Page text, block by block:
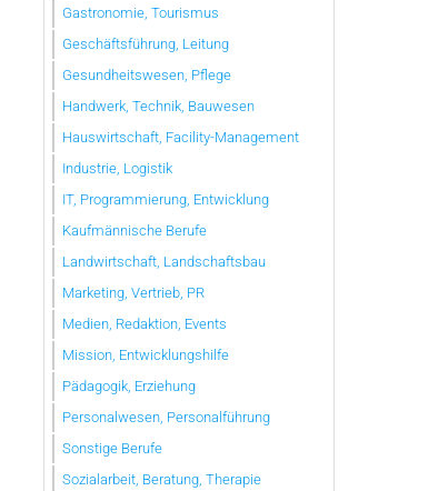
Gastronomie, Tourismus
Geschäftsführung, Leitung
Gesundheitswesen, Pflege
Handwerk, Technik, Bauwesen
Hauswirtschaft, Facility-Management
Industrie, Logistik
IT, Programmierung, Entwicklung
Kaufmännische Berufe
Landwirtschaft, Landschaftsbau
Marketing, Vertrieb, PR
Medien, Redaktion, Events
Mission, Entwicklungshilfe
Pädagogik, Erziehung
Personalwesen, Personalführung
Sonstige Berufe
Sozialarbeit, Beratung, Therapie